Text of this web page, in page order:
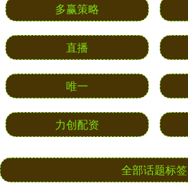
多赢策略
直播
唯一
力创配资
全部话题标签